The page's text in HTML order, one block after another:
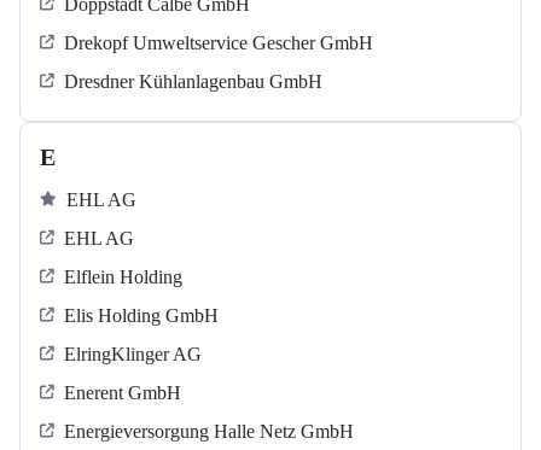
Doppstadt Calbe GmbH
Drekopf Umweltservice Gescher GmbH
Dresdner Kühlanlagenbau GmbH
E
EHL AG
EHL AG
Elflein Holding
Elis Holding GmbH
ElringKlinger AG
Enerent GmbH
Energieversorgung Halle Netz GmbH